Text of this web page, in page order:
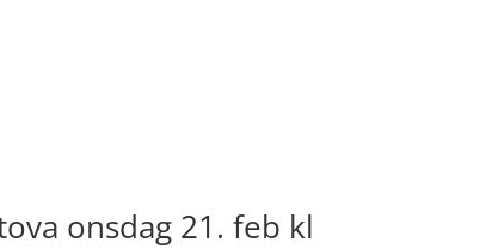
onsdag 21. feb kl